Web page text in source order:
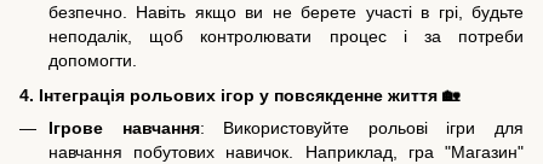
безпечно. Навіть якщо ви не берете участі в грі, будьте
неподалік, щоб контролювати процес і за потреби
допомогти.
4. Інтеграція рольових ігор у повсякденне життя 🏡
Ігрове навчання: Використовуйте рольові ігри для
навчання побутових навичок. Наприклад, гра "Магазин"